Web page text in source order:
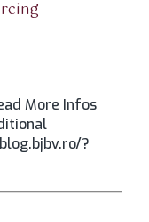
More Infos
?